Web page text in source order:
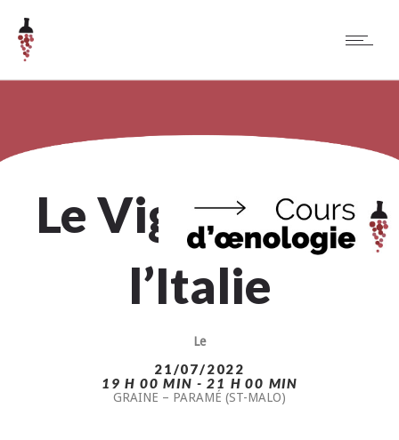
Le Vignoble de
l’Italie
Le
21/07/2022
19 H 00 MIN - 21 H 00 MIN
GRAINE – PARAMÉ (ST-MALO)